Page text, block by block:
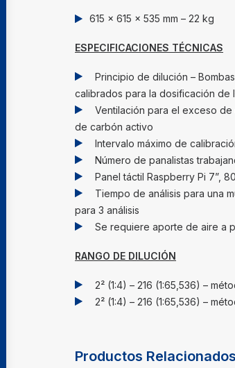
615 x 615 x 535 mm – 22 kg
ESPECIFICACIONES TÉCNICAS
Principio de dilución –
calibrados para la dosificación de
Ventilación para el exceso
de carbón activo
Intervalo máximo de
Número de panalistas
Panel táctil Raspberry Pi 7”,
Tiempo de análisis para una
para 3 análisis
Se requiere aporte de aire a
RANGO DE DILUCIÓN
2² (1:4) – 216 (1:65,536) –
2² (1:4) – 216 (1:65,536) –
Productos Relacionados